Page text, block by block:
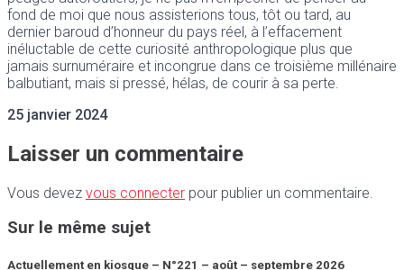
fond de moi que nous assisterions tous, tôt ou tard, au
dernier baroud d’honneur du pays réel, à l’effacement
inéluctable de cette curiosité anthropologique plus que
jamais surnuméraire et incongrue dans ce troisième millénaire
balbutiant, mais si pressé, hélas, de courir à sa perte.
25 janvier 2024
Laisser un commentaire
Vous devez vous connecter pour publier un commentaire.
Sur le même sujet
Actuellement en kiosque – N°221 – août – septembre 2026